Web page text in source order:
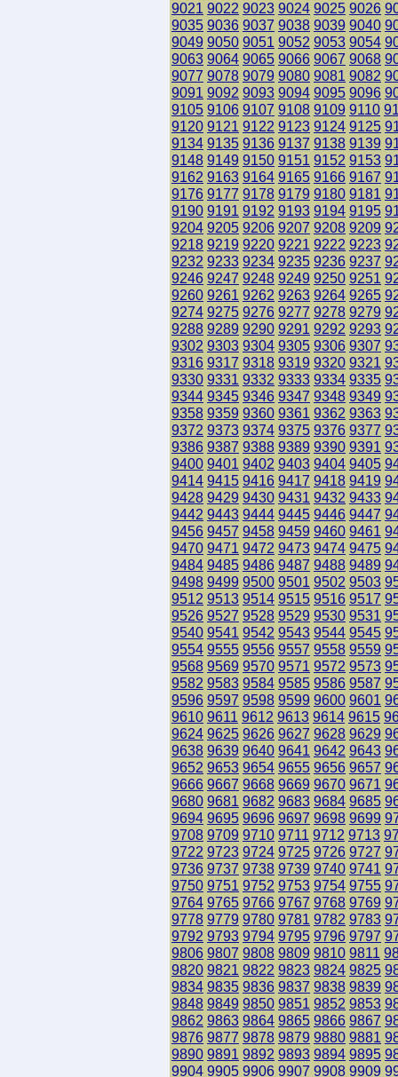
9021 9022 9023 9024 9025 9026
9035 9036 9037 9038 9039 9040
9049 9050 9051 9052 9053 9054
9063 9064 9065 9066 9067 9068
9077 9078 9079 9080 9081 9082
9091 9092 9093 9094 9095 9096
9105 9106 9107 9108 9109 9110
9120 9121 9122 9123 9124 9125
9134 9135 9136 9137 9138 9139
9148 9149 9150 9151 9152 9153
9162 9163 9164 9165 9166 9167
9176 9177 9178 9179 9180 9181
9190 9191 9192 9193 9194 9195
9204 9205 9206 9207 9208 9209
9218 9219 9220 9221 9222 9223
9232 9233 9234 9235 9236 9237
9246 9247 9248 9249 9250 9251
9260 9261 9262 9263 9264 9265
9274 9275 9276 9277 9278 9279
9288 9289 9290 9291 9292 9293
9302 9303 9304 9305 9306 9307
9316 9317 9318 9319 9320 9321
9330 9331 9332 9333 9334 9335
9344 9345 9346 9347 9348 9349
9358 9359 9360 9361 9362 9363
9372 9373 9374 9375 9376 9377
9386 9387 9388 9389 9390 9391
9400 9401 9402 9403 9404 9405
9414 9415 9416 9417 9418 9419
9428 9429 9430 9431 9432 9433
9442 9443 9444 9445 9446 9447
9456 9457 9458 9459 9460 9461
9470 9471 9472 9473 9474 9475
9484 9485 9486 9487 9488 9489
9498 9499 9500 9501 9502 9503
9512 9513 9514 9515 9516 9517
9526 9527 9528 9529 9530 9531
9540 9541 9542 9543 9544 9545
9554 9555 9556 9557 9558 9559
9568 9569 9570 9571 9572 9573
9582 9583 9584 9585 9586 9587
9596 9597 9598 9599 9600 9601
9610 9611 9612 9613 9614 9615
9624 9625 9626 9627 9628 9629
9638 9639 9640 9641 9642 9643
9652 9653 9654 9655 9656 9657
9666 9667 9668 9669 9670 9671
9680 9681 9682 9683 9684 9685
9694 9695 9696 9697 9698 9699
9708 9709 9710 9711 9712 9713
9722 9723 9724 9725 9726 9727
9736 9737 9738 9739 9740 9741
9750 9751 9752 9753 9754 9755
9764 9765 9766 9767 9768 9769
9778 9779 9780 9781 9782 9783
9792 9793 9794 9795 9796 9797
9806 9807 9808 9809 9810 9811
9820 9821 9822 9823 9824 9825
9834 9835 9836 9837 9838 9839
9848 9849 9850 9851 9852 9853
9862 9863 9864 9865 9866 9867
9876 9877 9878 9879 9880 9881
9890 9891 9892 9893 9894 9895
9904 9905 9906 9907 9908 9909